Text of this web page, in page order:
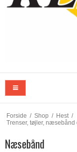
Forside / Shop / Hest /
Trenser, tøjler, næsebånd
Næsebånd